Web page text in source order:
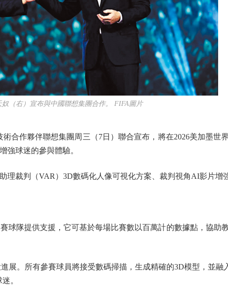
（右）宣布與中國聯想集團合作。 FIFA圖片
作夥伴聯想集團周三（7日）聯合宣布，將在2026美加墨世
強球迷的參與體驗。
裁判（VAR）3D數碼化人像可視化方案、裁判視角AI影片增
隊提供支援，它可基於每場比賽數以百萬計的數據點，協助
。所有參賽球員將接受數碼掃描，生成精確的3D模型，並融
。